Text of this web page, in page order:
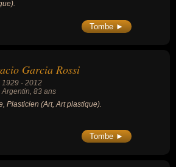
Tombe ►
Garcia Rossi
1929 - 2012
Argentin, 83 ans
Plasticien (Art, Art plastique).
Tombe ►